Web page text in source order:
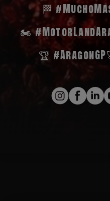
🏁
🏍️
🏆 #AragonGP